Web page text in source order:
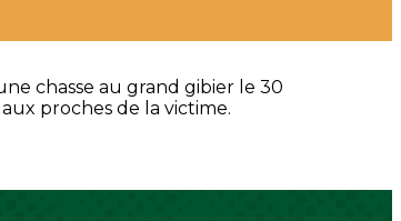
chasse au grand gibier le 30
proches de la victime.